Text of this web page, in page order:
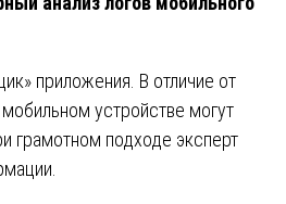
приложения. В отличие от
устройстве могут
грамотном подходе эксперт